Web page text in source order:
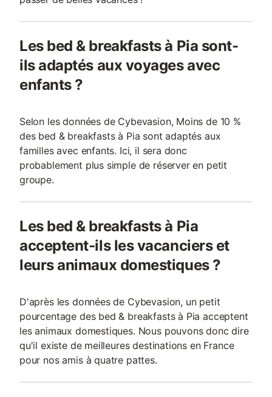
Les bed & breakfasts à Pia sont-
ils adaptés aux voyages avec
enfants ?
Selon les données de Cybevasion, Moins de 10 %
des bed & breakfasts à Pia sont adaptés aux
familles avec enfants. Ici, il sera donc
probablement plus simple de réserver en petit
groupe.
Les bed & breakfasts à Pia
acceptent-ils les vacanciers et
leurs animaux domestiques ?
D'après les données de Cybevasion, un petit
pourcentage des bed & breakfasts à Pia acceptent
les animaux domestiques. Nous pouvons donc dire
qu'il existe de meilleures destinations en France
pour nos amis à quatre pattes.